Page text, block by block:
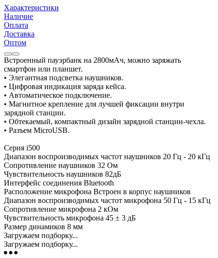
Характеристики
Наличие
Оплата
Доставка
Оптом
Встроенный пауэрбанк на 2800мАч, можно заряжать
смартфон или планшет.
• Элегантная подсветка наушников.
• Цифровая индикация заряда кейса.
• Автоматическое подключение.
• Магнитное крепление для лучшей фиксации внутри
зарядной станции.
• Обтекаемый, компактный дизайн зарядной станции-чехла.
• Разъем MicroUSB.
Серия i500
Диапазон воспроизводимых частот наушников 20 Гц - 20 кГц
Сопротивление наушников 32 Ом
Чувствительность наушников 82дБ
Интерфейс соединения Bluetooth
Расположение микрофона Встроен в корпус наушников
Диапазон воспроизводимых частот микрофона 50 Гц - 15 кГц
Сопротивление микрофона 2 кОм
Чувствительность микрофона 45 ± 3 дБ
Размер динамиков 8 мм
Загружаем подборку...
Загружаем подборку...